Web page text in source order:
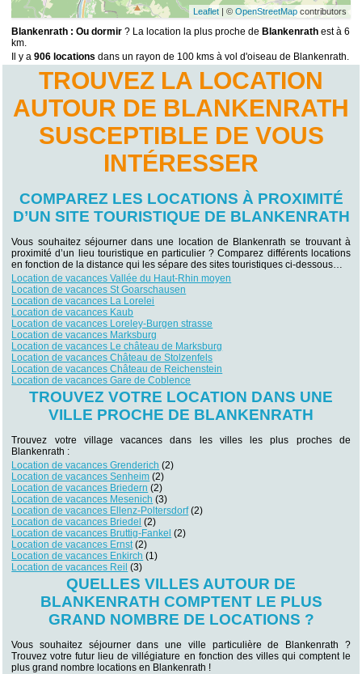
Leaflet| © OpenStreetMapcontributors
Blankenrath : Ou dormir ? La location la plus proche de Blankenrath est à 6
km.
Il y a906 locations dans un rayon de 100 kms à vol d'oiseau de Blankenrath.
TROUVEZ LA LOCATION
AUTOUR DE BLANKENRATH
SUSCEPTIBLE DE VOUS
INTÉRESSER
COMPAREZ LES LOCATIONS À PROXIMITÉ
D’UN SITE TOURISTIQUE DE BLANKENRATH
Vous souhaitez séjourner dans une location de Blankenrath se trouvant à
proximité d’un lieu touristique en particulier ? Comparez différents locations
en fonction de la distance qui les sépare des sites touristiques ci-dessous…
Location de vacances Vallée du Haut-Rhin moyen
Location de vacances St Goarschausen
Location de vacances La Lorelei
Location de vacances Kaub
Location de vacances Loreley-Burgen strasse
Location de vacances Marksburg
Location de vacances Le château de Marksburg
Location de vacances Château de Stolzenfels
Location de vacances Château de Reichenstein
Location de vacances Gare de Coblence
TROUVEZ VOTRE LOCATION DANS UNE
VILLE PROCHE DE BLANKENRATH
Trouvez votre village vacances dans les villes les plus proches de
Blankenrath :
Location de vacances Grenderich (2)
Location de vacances Senheim (2)
Location de vacances Briedern (2)
Location de vacances Mesenich (3)
Location de vacances Ellenz-Poltersdorf(2)
Location de vacances Briedel (2)
Location de vacances Bruttig-Fankel (2)
Location de vacances Ernst(2)
Location de vacances Enkirch (1)
Location de vacances Reil (3)
QUELLES VILLES AUTOUR DE
BLANKENRATH COMPTENT LE PLUS
GRAND NOMBRE DE LOCATIONS ?
Vous souhaitez séjourner dans une ville particulière de Blankenrath ?
Trouvez votre futur lieu de villégiature en fonction des villes qui comptent le
plus grand nombre locations en Blankenrath !